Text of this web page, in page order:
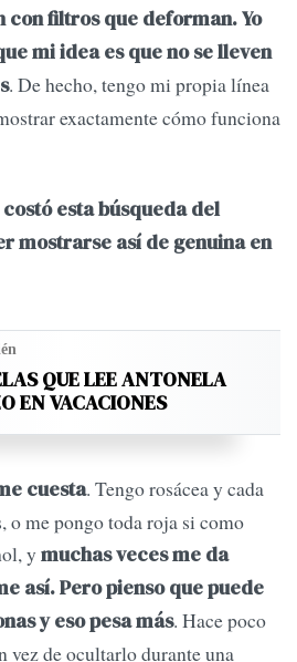
con filtros que deforman. Yo
mi idea es que no se lleven
. De hecho, tengo mi propia línea
exactamente cómo funciona
esta búsqueda del
mostrarse así de genuina en
QUE LEE ANTONELA
EN VACACIONES
cuesta. Tengo rosácea y cada
o me pongo toda roja si como
y muchas veces me da
así. Pero pienso que puede
y eso pesa más. Hace poco
vez de ocultarlo durante una